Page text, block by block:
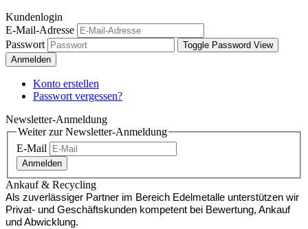
Kundenlogin
E-Mail-Adresse
Passwort
Toggle Password View
Anmelden
Konto erstellen
Passwort vergessen?
Newsletter-Anmeldung
Weiter zur Newsletter-Anmeldung
E-Mail
Anmelden
Ankauf & Recycling
Als zuverlässiger Partner im Bereich Edelmetalle unterstützen wir
Privat- und Geschäftskunden kompetent bei Bewertung, Ankauf
und Abwicklung.